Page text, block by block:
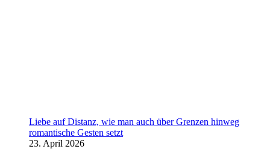
Liebe auf Distanz, wie man auch über Grenzen hinweg
romantische Gesten setzt
23. April 2026